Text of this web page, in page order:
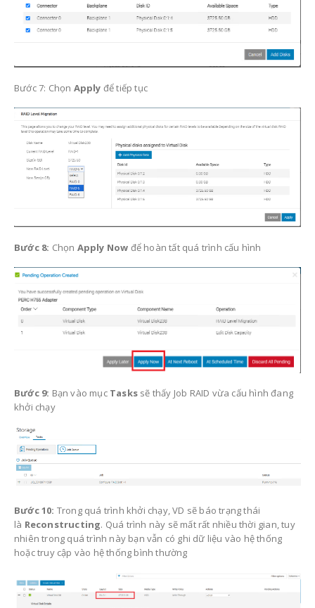
Bước 7: Chọn Apply để tiếp tục
Bước 8: Chọn Apply Now để hoàn tất quá trình cấu hình
Bước 9: Bạn vào mục Tasks sẽ thấy Job RAID vừa cấu hình đang
khởi chạy
Bước 10: Trong quá trình khởi chạy, VD sẽ báo trạng thái
là Reconstructing. Quá trình này sẽ mất rất nhiều thời gian, tuy
nhiên trong quá trình này bạn vẫn có ghi dữ liệu vào hệ thống
hoặc truy cập vào hệ thống bình thường